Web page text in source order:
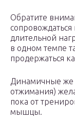
Обратите
длительной
в одном темпе
продержаться
Динамичные же
отжимания)
пока от
мышцы.